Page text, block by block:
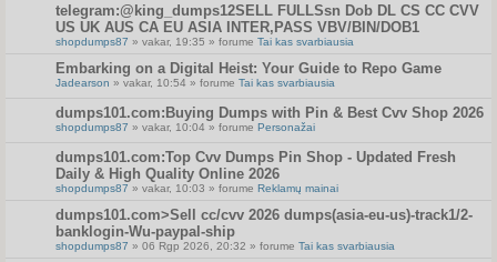
telegram:@king_dumps12SELL FULLSsn Dob DL CS CC CVV
US UK AUS CA EU ASIA INTER,PASS VBV/BIN/DOB1
shopdumps87 » vakar, 19:35 » forume Tai kas svarbiausia
Embarking on a Digital Heist: Your Guide to Repo Game
Jadearson » vakar, 10:54 » forume Tai kas svarbiausia
dumps101.com:Buying Dumps with Pin & Best Cvv Shop 2026
shopdumps87 » vakar, 10:04 » forume Personažai
dumps101.com:Top Cvv Dumps Pin Shop - Updated Fresh
Daily & High Quality Online 2026
shopdumps87 » vakar, 10:03 » forume Reklamų mainai
dumps101.com>Sell cc/cvv 2026 dumps(asia-eu-us)-track1/2-
banklogin-Wu-paypal-ship
shopdumps87 » 06 Rgp 2026, 20:32 » forume Tai kas svarbiausia